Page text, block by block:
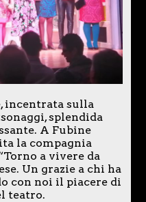
incentrata sulla
splendida
A Fubine
la compagnia
a vivere da
Un grazie a chi ha
con noi il piacere di
teatro.